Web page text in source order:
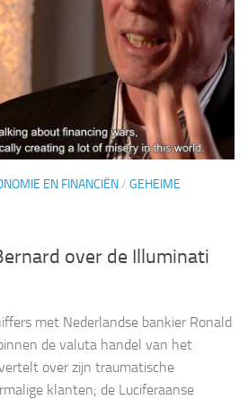
EN FINANCIËN/ GEHEIME
over de Illuminati
met Nederlandse bankier Ronald
de valuta handel van het
over zijn traumatische
klanten; de Luciferaanse